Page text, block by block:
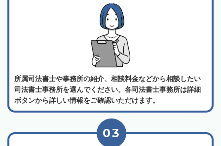
所属司法書士や事務所の紹介、相談料金などから相談したい
司法書士事務所を選んでください。各司法書士事務所は詳細
ボタンから詳しい情報をご確認いただけます。
03